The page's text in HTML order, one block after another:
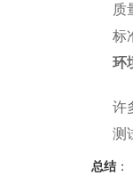
质
标
环
许
测
总结 ：